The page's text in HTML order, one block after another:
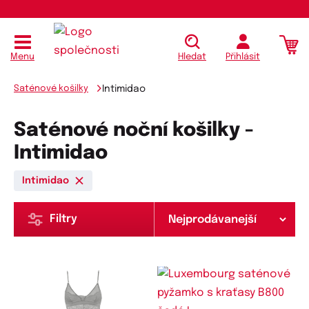
Menu Hledat Přihlásit
Saténové košilky Intimidao
Saténové noční košilky -
Intimidao
Intimidao
Filtry